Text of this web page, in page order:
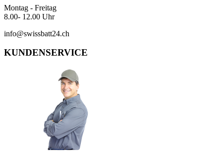
Montag - Freitag
8.00- 12.00 Uhr
info@swissbatt24.ch
KUNDENSERVICE